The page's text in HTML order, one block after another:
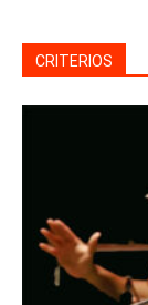
CRITERIOS